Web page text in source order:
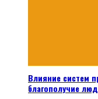
Влияние систем
благополучие